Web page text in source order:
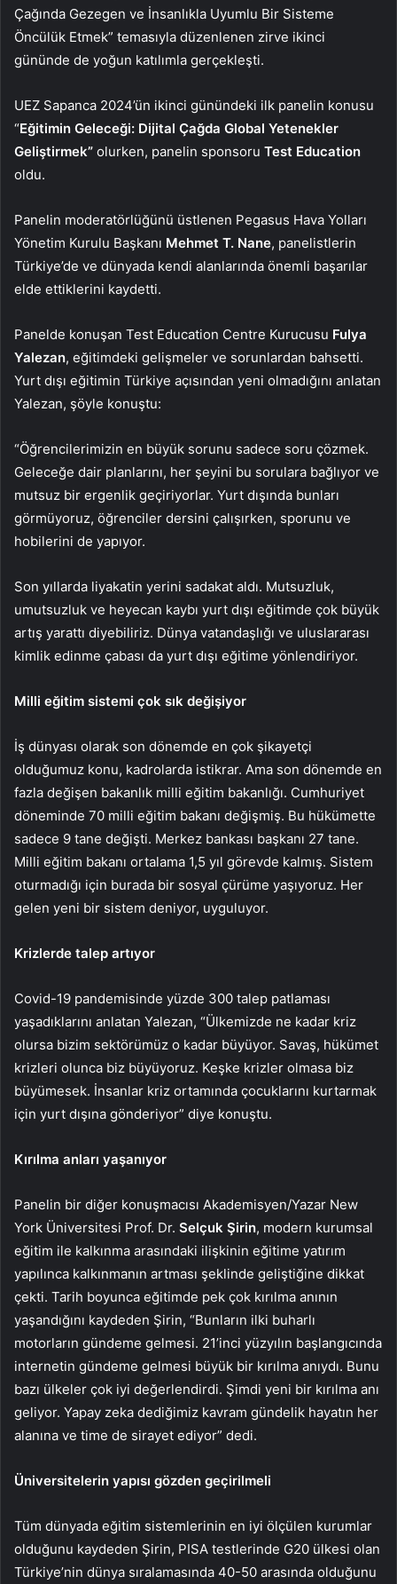
Çağında Gezegen ve İnsanlıkla Uyumlu Bir Sisteme
Öncülük Etmek” temasıyla düzenlenen zirve ikinci
gününde de yoğun katılımla gerçekleşti.
UEZ Sapanca 2024’ün ikinci günündeki ilk panelin konusu
“Eğitimin Geleceği: Dijital Çağda Global Yetenekler
Geliştirmek” olurken, panelin sponsoru Test Education
oldu.
Panelin moderatörlüğünü üstlenen Pegasus Hava Yolları
Yönetim Kurulu Başkanı Mehmet T. Nane, panelistlerin
Türkiye’de ve dünyada kendi alanlarında önemli başarılar
elde ettiklerini kaydetti.
Panelde konuşan Test Education Centre Kurucusu Fulya
Yalezan, eğitimdeki gelişmeler ve sorunlardan bahsetti.
Yurt dışı eğitimin Türkiye açısından yeni olmadığını anlatan
Yalezan, şöyle konuştu:
“Öğrencilerimizin en büyük sorunu sadece soru çözmek.
Geleceğe dair planlarını, her şeyini bu sorulara bağlıyor ve
mutsuz bir ergenlik geçiriyorlar. Yurt dışında bunları
görmüyoruz, öğrenciler dersini çalışırken, sporunu ve
hobilerini de yapıyor.
Son yıllarda liyakatin yerini sadakat aldı. Mutsuzluk,
umutsuzluk ve heyecan kaybı yurt dışı eğitimde çok büyük
artış yarattı diyebiliriz. Dünya vatandaşlığı ve uluslararası
kimlik edinme çabası da yurt dışı eğitime yönlendiriyor.
Milli eğitim sistemi çok sık değişiyor
İş dünyası olarak son dönemde en çok şikayetçi
olduğumuz konu, kadrolarda istikrar. Ama son dönemde en
fazla değişen bakanlık milli eğitim bakanlığı. Cumhuriyet
döneminde 70 milli eğitim bakanı değişmiş. Bu hükümette
sadece 9 tane değişti. Merkez bankası başkanı 27 tane.
Milli eğitim bakanı ortalama 1,5 yıl görevde kalmış. Sistem
oturmadığı için burada bir sosyal çürüme yaşıyoruz. Her
gelen yeni bir sistem deniyor, uyguluyor.
Krizlerde talep artıyor
Covid-19 pandemisinde yüzde 300 talep patlaması
yaşadıklarını anlatan Yalezan, “Ülkemizde ne kadar kriz
olursa bizim sektörümüz o kadar büyüyor. Savaş, hükümet
krizleri olunca biz büyüyoruz. Keşke krizler olmasa biz
büyümesek. İnsanlar kriz ortamında çocuklarını kurtarmak
için yurt dışına gönderiyor” diye konuştu.
Kırılma anları yaşanıyor
Panelin bir diğer konuşmacısı Akademisyen/Yazar New
York Üniversitesi Prof. Dr. Selçuk Şirin, modern kurumsal
eğitim ile kalkınma arasındaki ilişkinin eğitime yatırım
yapılınca kalkınmanın artması şeklinde geliştiğine dikkat
çekti. Tarih boyunca eğitimde pek çok kırılma anının
yaşandığını kaydeden Şirin, “Bunların ilki buharlı
motorların gündeme gelmesi. 21’inci yüzyılın başlangıcında
internetin gündeme gelmesi büyük bir kırılma anıydı. Bunu
bazı ülkeler çok iyi değerlendirdi. Şimdi yeni bir kırılma anı
geliyor. Yapay zeka dediğimiz kavram gündelik hayatın her
alanına ve time de sirayet ediyor” dedi.
Üniversitelerin yapısı gözden geçirilmeli
Tüm dünyada eğitim sistemlerinin en iyi ölçülen kurumlar
olduğunu kaydeden Şirin, PISA testlerinde G20 ülkesi olan
Türkiye’nin dünya sıralamasında 40-50 arasında olduğunu